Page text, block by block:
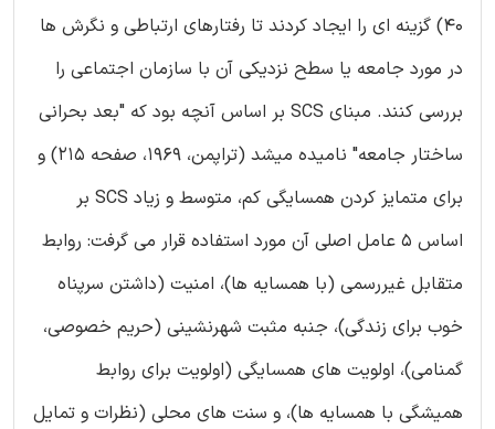
40) گزینه ای را ایجاد کردند تا رفتارهای ارتباطی و نگرش ها
در مورد جامعه یا سطح نزدیکی آن با سازمان اجتماعی را
بررسی کنند. مبنای SCS بر اساس آنچه بود که "بعد بحرانی
ساختار جامعه" نامیده میشد (تراپمن، 1969، صفحه 215) و
برای متمایز کردن همسایگی کم، متوسط و زیاد SCS بر
اساس 5 عامل اصلی آن مورد استفاده قرار می گرفت: روابط
متقابل غیررسمی (با همسایه ها)، امنیت (داشتن سرپناه
خوب برای زندگی)، جنبه مثبت شهرنشینی (حریم خصوصی،
گمنامی)، اولویت های همسایگی (اولویت برای روابط
همیشگی با همسایه ها)، و سنت های محلی (نظرات و تمایل